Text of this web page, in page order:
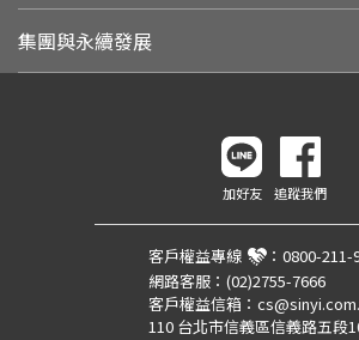
集團與永續發展
加好友 追蹤我們
客戶權益專線 ： 0800-211-
網路客服： (02)2755-7666
客戶權益信箱：
110 台北市信義區信義路五段